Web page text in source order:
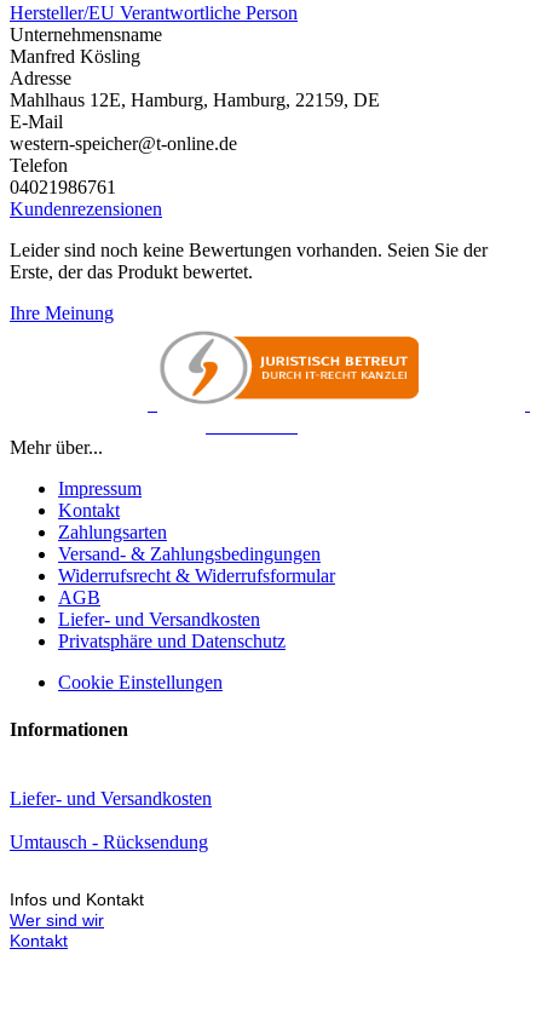
Hersteller/EU Verantwortliche Person
Unternehmensname
Manfred Kösling
Adresse
Mahlhaus 12E, Hamburg, Hamburg, 22159, DE
E-Mail
western-speicher@t-online.de
Telefon
04021986761
Kundenrezensionen
Leider sind noch keine Bewertungen vorhanden. Seien Sie der
Erste, der das Produkt bewertet.
Ihre Meinung
Mehr über...
Impressum
Kontakt
Zahlungsarten
Versand- & Zahlungsbedingungen
Widerrufsrecht & Widerrufsformular
AGB
Liefer- und Versandkosten
Privatsphäre und Datenschutz
Cookie Einstellungen
Informationen
Liefer- und Versandkosten
Umtausch - Rücksendung
Infos und Kontakt
Wer sind wir
Kontakt